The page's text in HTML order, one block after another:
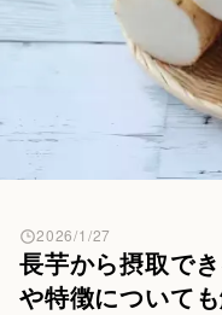
長芋から摂取で
や特徴について
2026/1/27